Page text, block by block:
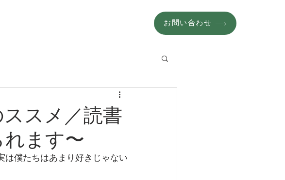
お問い合わせ
スメ／読書
ます〜
は僕たちはあまり好きじゃない